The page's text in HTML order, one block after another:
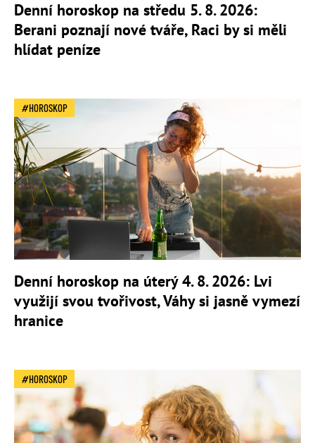
Denní horoskop na středu 5. 8. 2026:
Berani poznají nové tváře, Raci by si měli
hlídat peníze
HOROSKOP
Denní horoskop na úterý 4. 8. 2026: Lvi
využijí svou tvořivost, Váhy si jasně vymezí
hranice
HOROSKOP